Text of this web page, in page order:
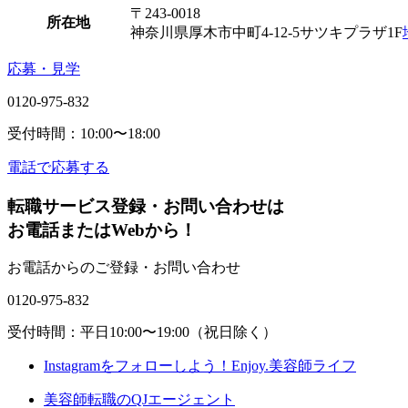
所在地
〒243-0018
神奈川県厚木市中町4-12-5サツキプラザ1F
応募・見学
0120-975-832
受付時間：10:00〜18:00
電話で応募する
転職サービス登録・お問い合わせは
お電話またはWebから！
お電話からのご登録・お問い合わせ
0120-975-832
受付時間：平日10:00〜19:00（祝日除く）
Instagramをフォローしよう！ Enjoy.美容師ライフ
美容師転職のQJエージェント